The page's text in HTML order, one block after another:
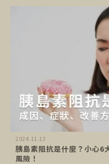
2024.11.13
胰島素阻抗是什麼？小心6
風險！